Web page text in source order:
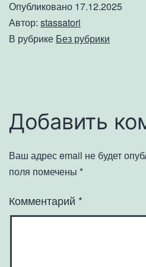
Опубликовано 17.12.2025
Автор: stassatori
В рубрике Без рубрики
Добавить
Ваш адрес email не будет
поля помечены *
Комментарий *